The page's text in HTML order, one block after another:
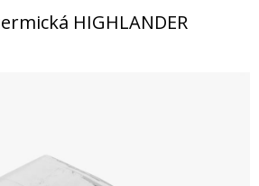
HIGHLANDER